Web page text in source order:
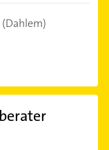
(Dahlem)